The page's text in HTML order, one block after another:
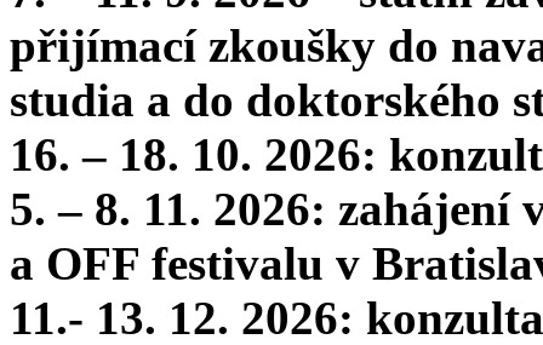
přijímací zkoušky do
studia a do doktorského
16. – 18. 10. 2026:
5. – 8. 11. 2026:
a OFF festivalu v
11.- 13. 12. 2026: